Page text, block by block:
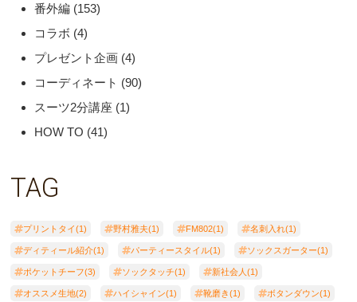
番外編 (153)
コラボ (4)
プレゼント企画 (4)
コーディネート (90)
スーツ2分講座 (1)
HOW TO (41)
TAG
プリントタイ(1) 野村雅夫(1) FM802(1) 名刺入れ(1)
ディティール紹介(1) パーティースタイル(1) ソックスガーター(1)
ポケットチーフ(3) ソックタッチ(1) 新社会人(1)
オススメ生地(2) ハイシャイン(1) 靴磨き(1) ボタンダウン(1)